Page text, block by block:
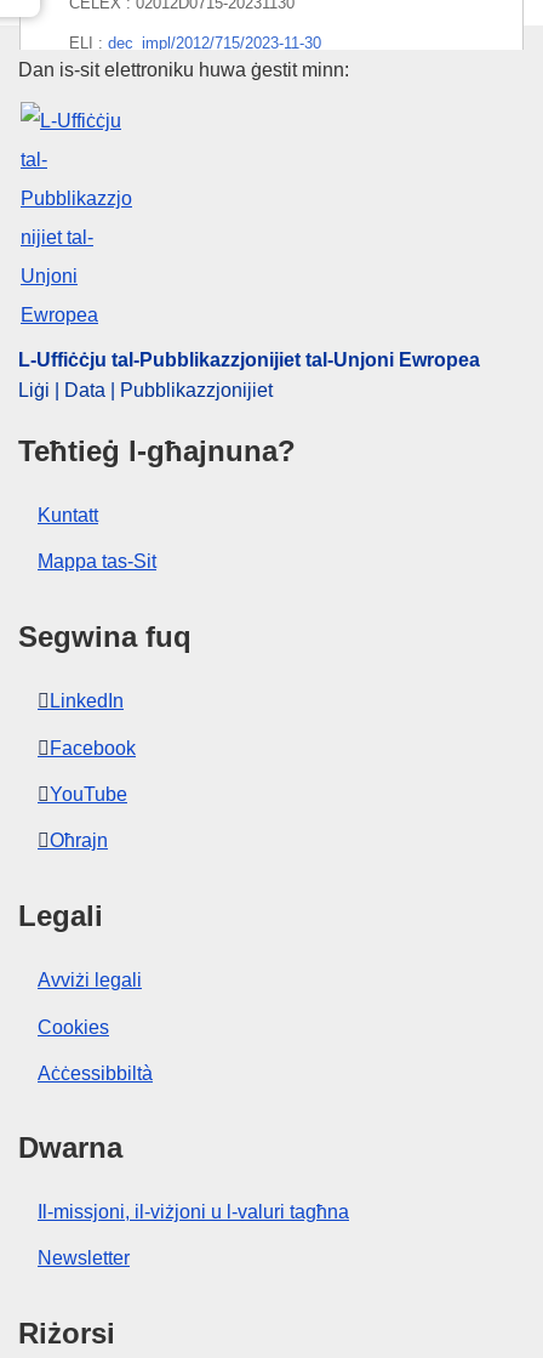
ELI : dec_impl/2012/715/2023-11-30
EDITION : 1b9e2605-e3b2-40e9-8663-e5adc1ed9a54
L-Uffiċċju tal-Pubblikazzjonijiet
Dan is-sit elettroniku huwa ġestit minn:
L-Uffiċċju tal-Pubblikazzjonijiet tal-Unjoni Ewropea
Liġi | Data | Pubblikazzjonijiet
Teħtieġ l-għajnuna?
Kuntatt
Mappa tas-Sit
Segwina fuq
LinkedIn
Facebook
YouTube
Oħrajn
Legali
Avviżi legali
Cookies
Aċċessibbiltà
Dwarna
Il-missjoni, il-viżjoni u l-valuri tagħna
Newsletter
Riżorsi